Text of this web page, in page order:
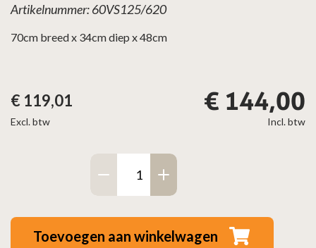
Incl. btw
€ 144,00
Excl. btw
€ 119,01
Artikelnummer: 60VS125/620
70cm breed x 34cm diep x 48cm
panorama
Toevoegen aan winkelwagen